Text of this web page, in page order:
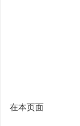
在本页面